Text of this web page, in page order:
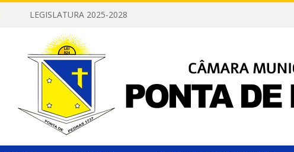
LEGISLATURA 2025-2028